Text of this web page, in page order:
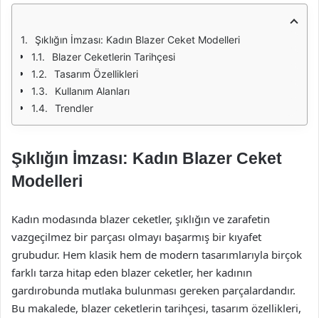
Şıklığın İmzası: Kadın Blazer Ceket Modelleri
Blazer Ceketlerin Tarihçesi
Tasarım Özellikleri
Kullanım Alanları
Trendler
Şıklığın İmzası: Kadın Blazer Ceket
Modelleri
Kadın modasında blazer ceketler, şıklığın ve zarafetin
vazgeçilmez bir parçası olmayı başarmış bir kıyafet
grubudur. Hem klasik hem de modern tasarımlarıyla birçok
farklı tarza hitap eden blazer ceketler, her kadının
gardırobunda mutlaka bulunması gereken parçalardandır.
Bu makalede, blazer ceketlerin tarihçesi, tasarım özellikleri,